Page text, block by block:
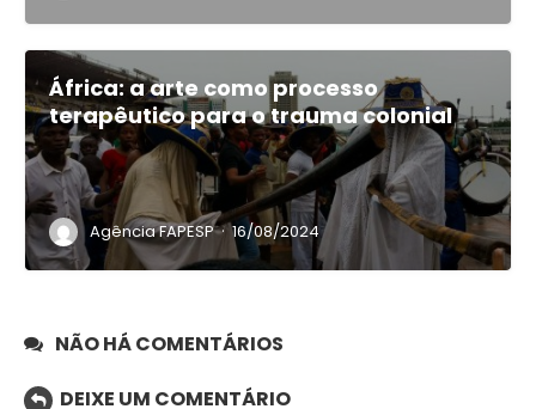
África: a arte como processo
terapêutico para o trauma colonial
Agência FAPESP · 16/08/2024
NÃO HÁ COMENTÁRIOS
DEIXE UM COMENTÁRIO